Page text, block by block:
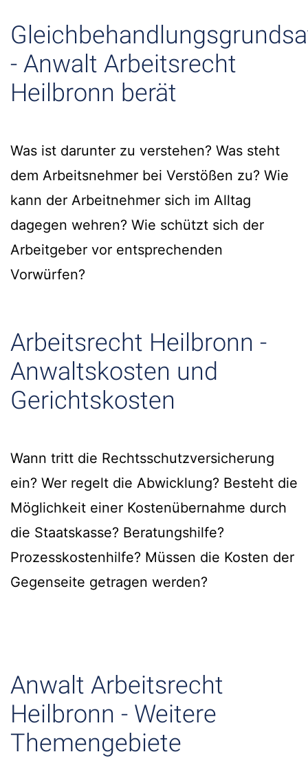
- Anwalt Arbeitsrecht
Heilbronn berät
Was ist darunter zu verstehen? Was steht
dem Arbeitsnehmer bei Verstößen zu? Wie
kann der Arbeitnehmer sich im Alltag
dagegen wehren? Wie schützt sich der
Arbeitgeber vor entsprechenden
Vorwürfen?
Arbeitsrecht Heilbronn -
Anwaltskosten und
Gerichtskosten
Wann tritt die Rechtsschutzversicherung
ein? Wer regelt die Abwicklung? Besteht die
Möglichkeit einer Kostenübernahme durch
die Staatskasse? Beratungshilfe?
Prozesskostenhilfe? Müssen die Kosten der
Gegenseite getragen werden?
Anwalt Arbeitsrecht
Heilbronn - Weitere
Themengebiete